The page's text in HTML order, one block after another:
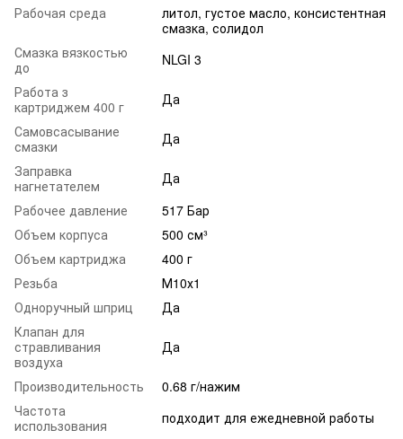
Рабочая среда
литол, густое масло, консистентная
смазка, солидол
Смазка вязкостью
до
NLGI 3
Работа з
картриджем 400 г
Да
Самовсасывание
смазки
Да
Заправка
нагнетателем
Да
Рабочее давление
517 Бар
Объем корпуса
500 см³
Объем картриджа
400 г
Резьба
М10х1
Одноручный шприц
Да
Клапан для
стравливания
воздуха
Да
Производительность
0.68 г/нажим
Частота
использования
подходит для ежедневной работы